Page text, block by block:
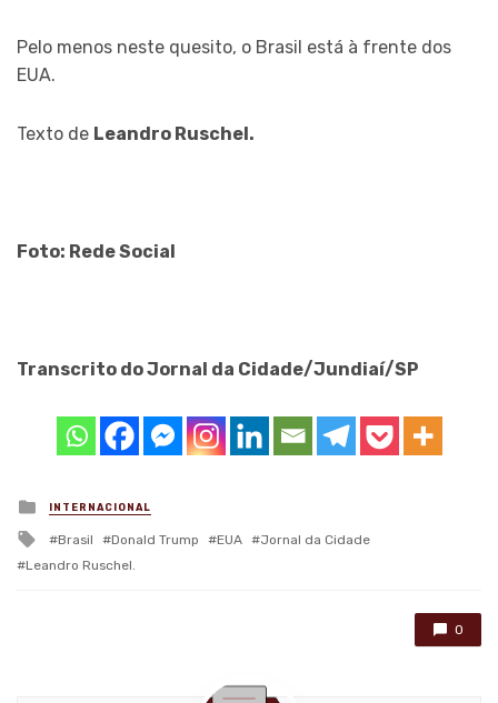
Pelo menos neste quesito, o Brasil está à frente dos
EUA.
Texto de Leandro Ruschel.
Foto: Rede Social
Transcrito do Jornal da Cidade/Jundiaí/SP
Posted
in
INTERNACIONAL
Tagged
with
Brasil Donald Trump EUA
Jornal da Cidade
Leandro Ruschel.
0